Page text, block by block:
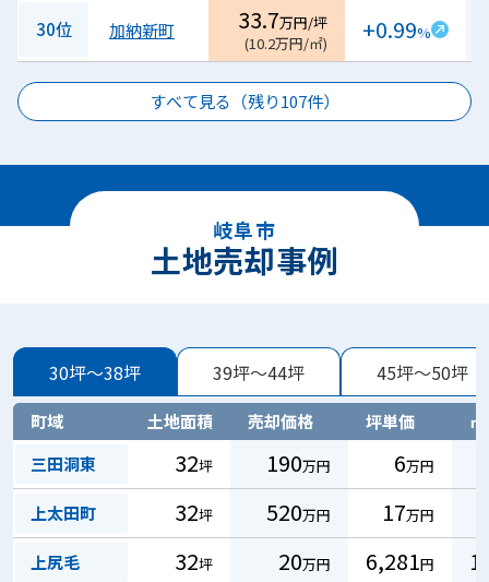
30位 加納新町 33.7万円/坪
(10.2万円/㎡) +0.99%
すべて見る（残り107件）
岐阜市
土地売却事例
30坪～38坪 39坪～44坪 45坪～50坪
町域 土地面積 売却価格 坪単価
三田洞東
32坪 190万円 6万円
上太田町 32坪 520万円 17万円
上尻毛 32坪 20万円 6,281円